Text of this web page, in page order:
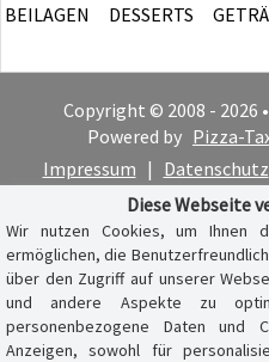
BEILAGEN
DESSERTS
Copyright © 2008 - 2026
Powered by Pizza-
Impressum | Datenschutz
Cookie-
Diese Webseite
Wir nutzen Cookies, um Ihnen
ermöglichen, die
über den Zugriff auf unserer
und andere Aspekte zu
personenbezogene Daten und
Anzeigen, sowohl für